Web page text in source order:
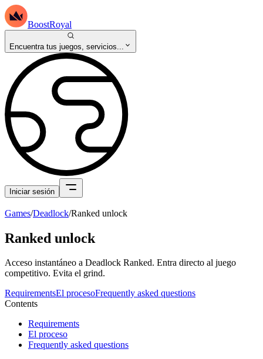
BoostRoyal
Encuentra tus juegos, servicios...
Iniciar sesión
Games/Deadlock/Ranked unlock
Ranked unlock
Acceso instantáneo a Deadlock Ranked. Entra directo al juego
competitivo. Evita el grind.
RequirementsEl procesoFrequently asked questions
Contents
Requirements
El proceso
Frequently asked questions